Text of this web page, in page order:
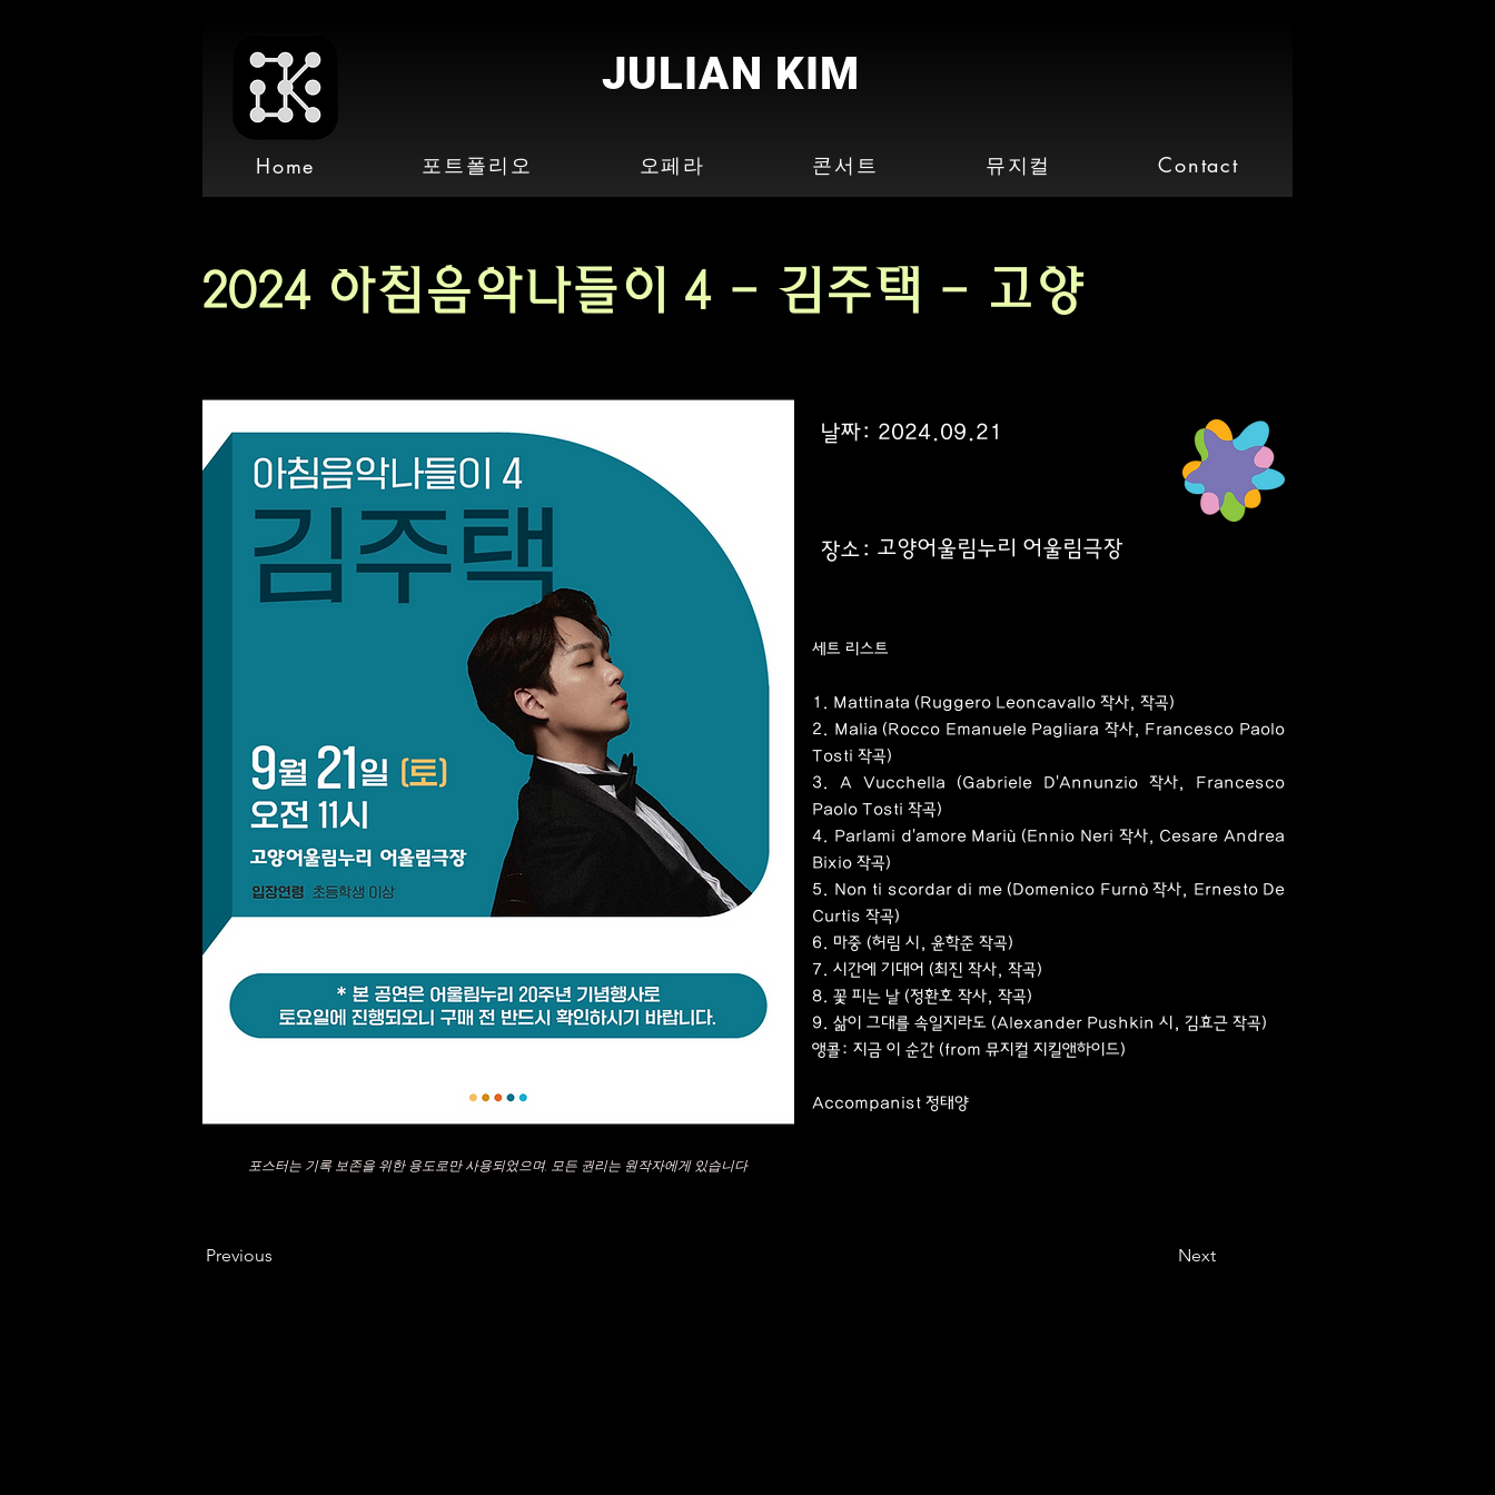
JULIAN KIM
Home 포트폴리오 오페라 콘서트 뮤지컬 Contact
2024 아침음악나들이 4 - 김주택 - 고양
포스터는 기록 보존을 위한 용도로만 사용되었으며, 모든 권리는 원작자에게 있습니다
날짜: 2024.09.21
장소: 고양어울림누리 어울림극장
세트 리스트
1. Mattinata (Ruggero Leoncavallo 작사, 작곡)
2. Malia (Rocco Emanuele Pagliara 작사, Francesco Paolo
Tosti 작곡)
3. A Vucchella (Gabriele D'Annunzio 작사, Francesco
Paolo Tosti 작곡)
4. Parlami d'amore Mariù (Ennio Neri 작사, Cesare Andrea
Bixio 작곡)
5. Non ti scordar di me (Domenico Furnò 작사, Ernesto De
Curtis 작곡)
6. 마중 (허림 시, 윤학준 작곡)
7. 시간에 기대어 (최진 작사, 작곡)
8. 꽃 피는 날 (정환호 작사, 작곡)
9. 삶이 그대를 속일지라도 (Alexander Pushkin 시, 김효근 작곡)
앵콜: 지금 이 순간 (from 뮤지컬 지킬앤하이드)
Accompanist 정태양
Previous Next